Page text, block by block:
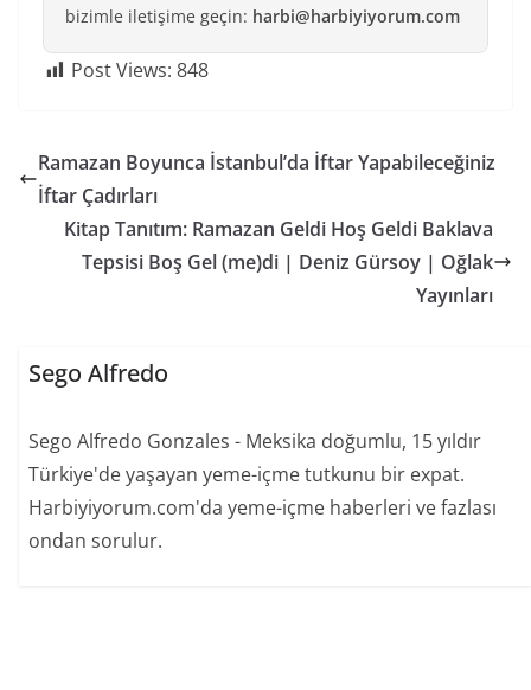
bizimle iletişime geçin: harbi@harbiyiyorum.com
Post Views: 848
Ramazan Boyunca İstanbul’da İftar Yapabileceğiniz
İftar Çadırları
Kitap Tanıtım: Ramazan Geldi Hoş Geldi Baklava
Tepsisi Boş Gel (me)di | Deniz Gürsoy | Oğlak
Yayınları
Sego Alfredo
Sego Alfredo Gonzales - Meksika doğumlu, 15 yıldır
Türkiye'de yaşayan yeme-içme tutkunu bir expat.
Harbiyiyorum.com'da yeme-içme haberleri ve fazlası
ondan sorulur.